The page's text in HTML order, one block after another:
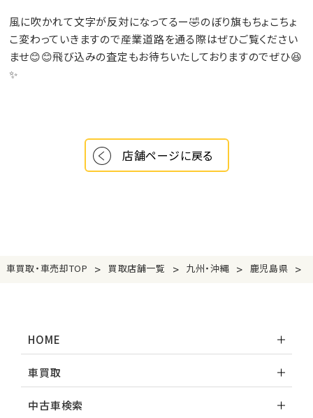
風に吹かれて文字が反対になってるー🤣のぼり旗もちょこちょ
こ変わっていきますので産業道路を通る際はぜひご覧ください
ませ😊😊飛び込みの査定もお待ちいたしておりますのでぜひ😆
✨
店舗ページに戻る
車買取・車売却TOP > 買取店舗一覧 > 九州・沖縄 > 鹿児島県 >
HOME
車買取
中古車検索